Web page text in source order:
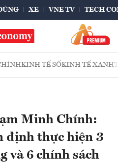
XE VNE TV TECH
KINH TẾ SỐKINH TẾ XANH
Minh Chính:
định thực hiện 3
và 6 chính sách